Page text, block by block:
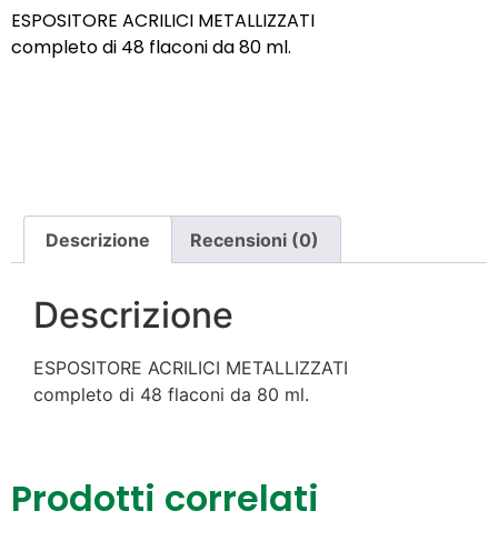
ESPOSITORE ACRILICI METALLIZZATI
completo di 48 flaconi da 80 ml.
Descrizione Recensioni (0)
Descrizione
ESPOSITORE ACRILICI METALLIZZATI
completo di 48 flaconi da 80 ml.
Prodotti correlati